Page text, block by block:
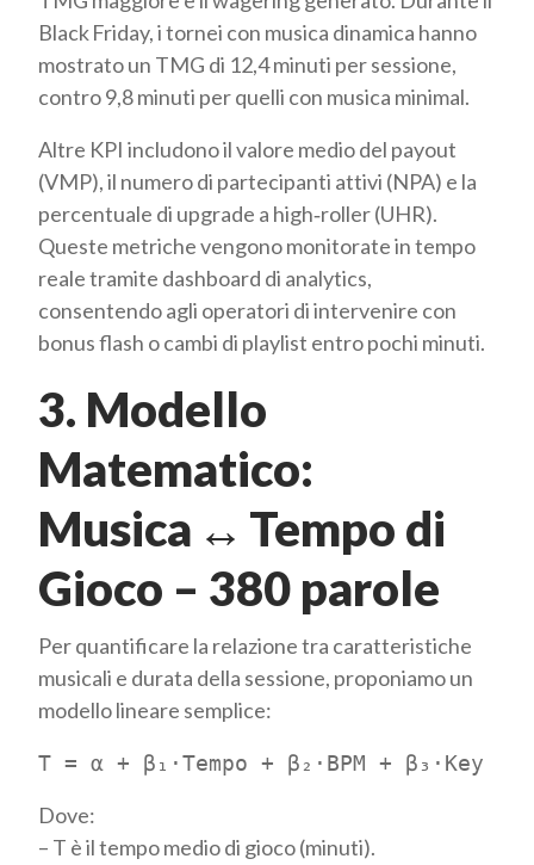
Black Friday, i tornei con musica dinamica hanno
mostrato un TMG di 12,4 minuti per sessione,
contro 9,8 minuti per quelli con musica minimal.
Altre KPI includono il valore medio del payout
(VMP), il numero di partecipanti attivi (NPA) e la
percentuale di upgrade a high‑roller (UHR).
Queste metriche vengono monitorate in tempo
reale tramite dashboard di analytics,
consentendo agli operatori di intervenire con
bonus flash o cambi di playlist entro pochi minuti.
3. Modello
Matematico:
Musica ↔ Tempo di
Gioco – 380 parole
Per quantificare la relazione tra caratteristiche
musicali e durata della sessione, proponiamo un
modello lineare semplice:
T = α + β₁·Tempo + β₂·BPM + β₃·Key
Dove:
– T è il tempo medio di gioco (minuti).